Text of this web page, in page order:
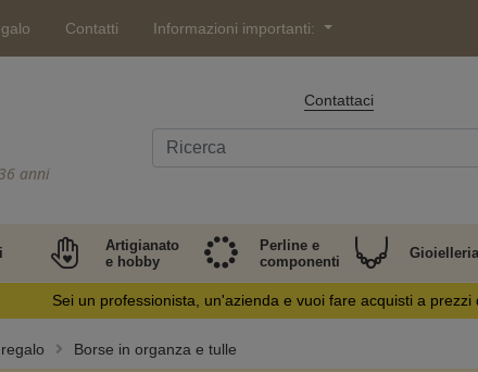
Contatti Informazioni importanti:
anni
Contattaci
Artigianato
e hobby
Perline e
componenti
Gioielleria
Sei un professionista, un'azienda e vuoi fare acquisti a prezzi
Borse in organza e tulle